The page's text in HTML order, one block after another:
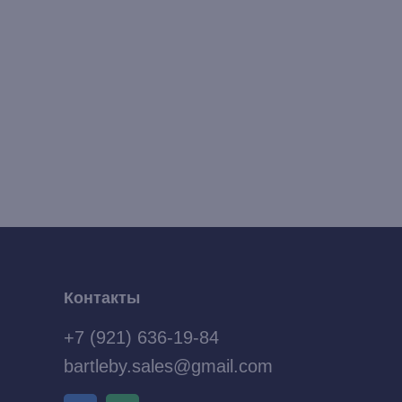
Контакты
+7 (921) 636-19-84
bartleby.sales@gmail.com